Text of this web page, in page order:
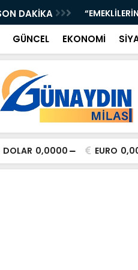
DAKİKA
ANLATACAK!”
GÜNCEL EKONOMİ
DOLAR 0,0000 EURO